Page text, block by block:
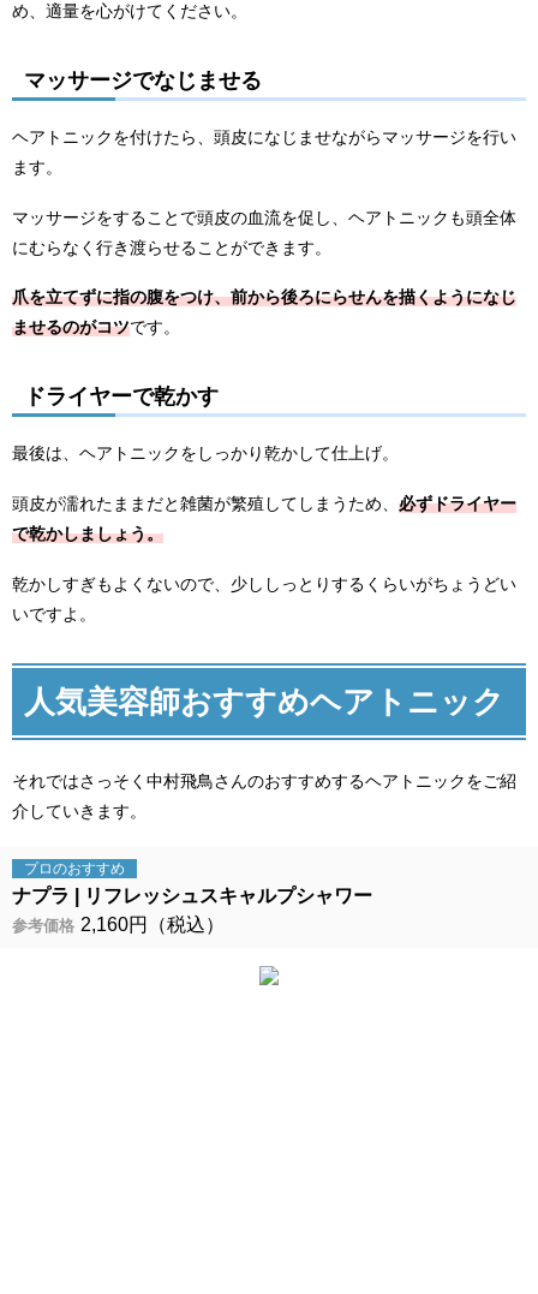
め、適量を心がけてください。
マッサージでなじませる
ヘアトニックを付けたら、頭皮になじませながらマッサージを行い
ます。
マッサージをすることで頭皮の血流を促し、ヘアトニックも頭全体
にむらなく行き渡らせることができます。
爪を立てずに指の腹をつけ、前から後ろにらせんを描くようになじ
ませるのがコツです。
ドライヤーで乾かす
最後は、ヘアトニックをしっかり乾かして仕上げ。
頭皮が濡れたままだと雑菌が繁殖してしまうため、 必ずドライヤー
で乾かしましょう。
乾かしすぎもよくないので、少ししっとりするくらいがちょうどい
いですよ。
人気美容師おすすめヘアトニック
それではさっそく中村飛鳥さんのおすすめするヘアトニックをご紹
介していきます。
プロのおすすめ
ナプラ リフレッシュスキャルプシャワー
参考価格 2,160円（税込）